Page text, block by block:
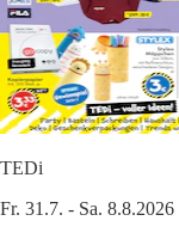
TEDi
Fr. 31.7. - Sa. 8.8.2026